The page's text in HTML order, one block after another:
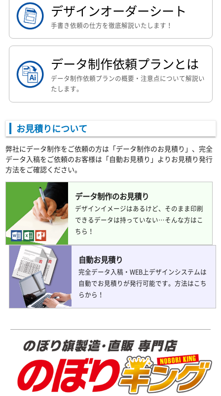
デザインオーダーシート
手書き依頼の仕方を徹底解説いたします！
データ制作依頼プランとは
データ制作依頼プランの概要・注意点について解説い
たします。
お見積りについて
弊社にデータ制作をご依頼の方は「データ制作のお見積り」、完全
データ入稿をご依頼のお客様は「自動お見積り」よりお見積り発行
方法をご確認ください。
データ制作のお見積り
デザインイメージはあるけど、そのまま印刷
できるデータは持っていない…そんな方はこ
ちら！
自動お見積り
完全データ入稿・WEB上デザインシステムは
自動でお見積りが発行可能です。方法はこち
らから！